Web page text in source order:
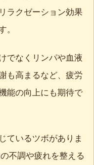
ラクゼーション効果
。
でなくリンパや血液
も高まるなど、疲労
能の向上にも期待で
ているツボがありま
不調や疲れを整える